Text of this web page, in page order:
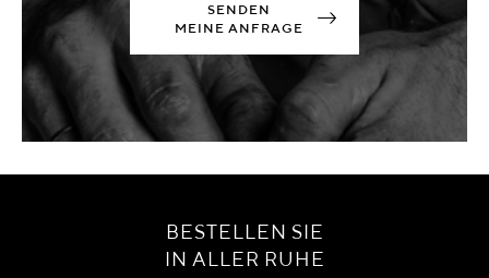
SENDEN
MEINE ANFRAGE
BESTELLEN SIE
IN ALLER RUHE